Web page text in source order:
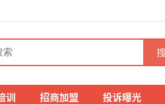
训 招商加盟 投诉曝光